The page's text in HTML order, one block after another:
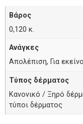
Βάρος
0,120 κ.
Ανάγκες
Απολέπιση, Για
Τύπος δέρματος
Κανονικό / Ξηρό
τύποι δέρματος